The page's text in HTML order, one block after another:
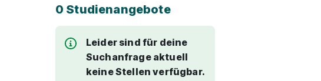
0 Studienangebote
Leider sind für deine
Suchanfrage aktuell
keine Stellen verfügbar.